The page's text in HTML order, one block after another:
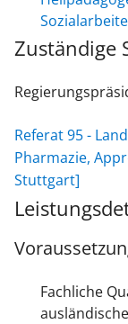
Zuständige
Referat 95 -
Pharmazie,
Stuttgart]
Fachliche